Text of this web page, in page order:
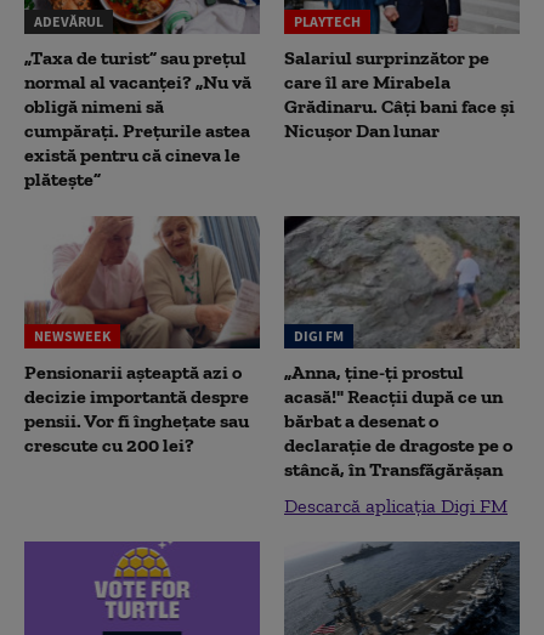
ADEVĂRUL
„Taxa de turist” sau prețul
normal al vacanței? „Nu vă
obligă nimeni să
cumpărați. Prețurile astea
există pentru că cineva le
plătește”
PLAYTECH
Salariul surprinzător pe
care îl are Mirabela
Grădinaru. Câţi bani face şi
Nicuşor Dan lunar
NEWSWEEK
Pensionarii așteaptă azi o
decizie importantă despre
pensii. Vor fi înghețate sau
crescute cu 200 lei?
DIGI FM
„Anna, ţine-ţi prostul
acasă!" Reacţii după ce un
bărbat a desenat o
declaraţie de dragoste pe o
stâncă, în Transfăgărăşan
Descarcă aplicația Digi FM